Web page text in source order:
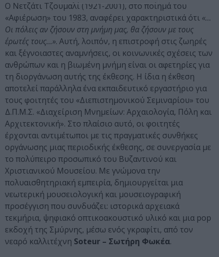
Ο Νετζάτι Τζουμαλί (1921-2001), στο ποίημά του
«Αφιέρωση» του 1983, αναφέρει χαρακτηριστικά ότι «…
Οι πόλεις αν ζήσουν στη μνήμη μας, θα ζήσουν με τους
έρωτές τους…». Αυτή, λοιπόν, η επιστροφή στις ζωηρές
και ξέγνοιαστες αναμνήσεις, οι κοινωνικές σχέσεις των
ανθρώπων και η βιωμένη μνήμη είναι οι αφετηρίες για
τη διοργάνωση αυτής της έκθεσης. Η ίδια η έκθεση
αποτελεί παράλληλα ένα εκπαιδευτικό εργαστήριο για
τους φοιτητές του «Διεπιστημονικού Σεμιναρίου» του
Δ.Π.Μ.Σ. «Διαχείριση Μνημείων: Αρχαιολογία, Πόλη και
Αρχιτεκτονική». Στο πλαίσιο αυτό, οι φοιτητές
έρχονται αντιμέτωποι με τις πραγματικές συνθήκες
οργάνωσης μιας περιοδικής έκθεσης, σε συνεργασία με
το πολύπειρο προσωπικό του Βυζαντινού και
Χριστιανικού Μουσείου. Με γνώμονα την
πολυαισθητηριακή εμπειρία, δημιουργείται μια
νεωτερική μουσειολογική και μουσειογραφική
προσέγγιση που συνδυάζει: ιστορικά αρχειακά
τεκμήρια, ψηφιακό οπτικοακουστικό υλικό και μια pop
εκδοχή της Σμύρνης, μέσω ενός γκραφίτι, από τον
νεαρό καλλιτέχνη Soteur – Σωτήρη Φωκέα.